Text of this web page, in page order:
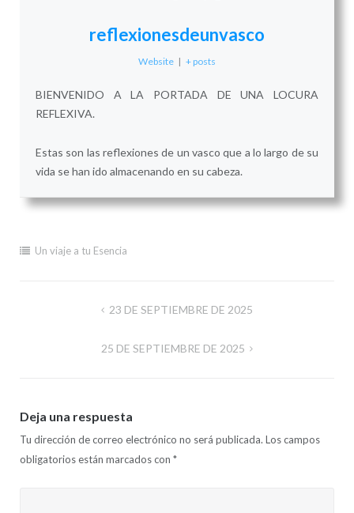
reflexionesdeunvasco
Website | + posts
BIENVENIDO A LA PORTADA DE UNA LOCURA
REFLEXIVA.
Estas son las reflexiones de un vasco que a lo largo de su
vida se han ido almacenando en su cabeza.
Un viaje a tu Esencia
Navegación23 DE SEPTIEMBRE DE 2025
25 DE SEPTIEMBRE DE 2025
Deja una respuesta
Tu dirección de correo electrónico no será publicada. Los campos
obligatorios están marcados con *